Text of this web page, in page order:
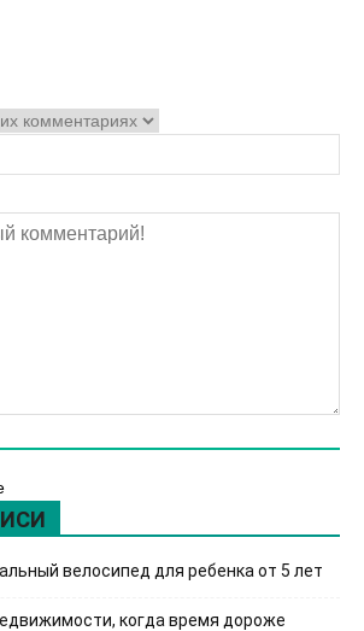
велосипед для ребенка от 5 лет
когда время дороже